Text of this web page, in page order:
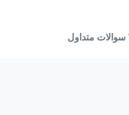
سوالات متداول